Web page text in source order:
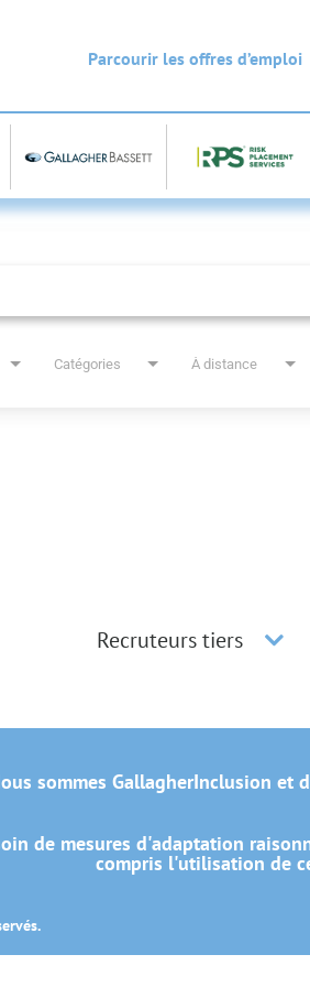
Parcourir les offres d’emploi
Catégories À distance
Recruteurs tiers
sommes GallagherInclusion et
de mesures d'adaptation
compris l'utilisation de